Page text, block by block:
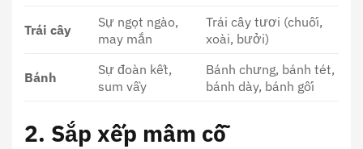
Trái cây
Sự ngọt ngào,
may mắn
Trái cây tươi (chuối,
xoài, bưởi)
Bánh
Sự đoàn kết,
sum vầy
Bánh chưng, bánh tét,
bánh dày, bánh gối
2. Sắp xếp mâm cỗ